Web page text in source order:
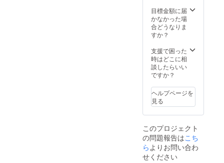
願いいたしま
す。HPに関しま
しては、1月15
日を過ぎまして
ございます。ご
準備頂けるよう
お願いいたしま
す。
目標金額に届
かなかった場
合どうなりま
すか？
支援で困った
時はどこに相
談したらいい
ですか？
ヘルプページを
見る
このプロジェクト
の問題報告はこち
ら よりお問い合わ
せください